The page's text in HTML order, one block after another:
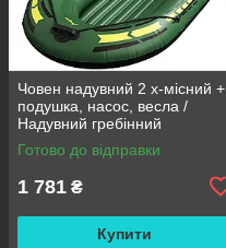
Човен надувний 2 х-місний +
подушка, насос, весла /
Надувний гребінний
двомісний гумовий човен
180/98см
Готово до відправки
1 781 ₴
Купити